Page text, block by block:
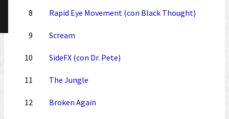
8 Rapid Eye Movement (con Black Thought)
9 Scream
10 SideFX (con Dr. Pete)
11 The Jungle
12 Broken Again